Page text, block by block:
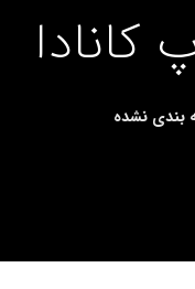
کانادا
بندی نشده